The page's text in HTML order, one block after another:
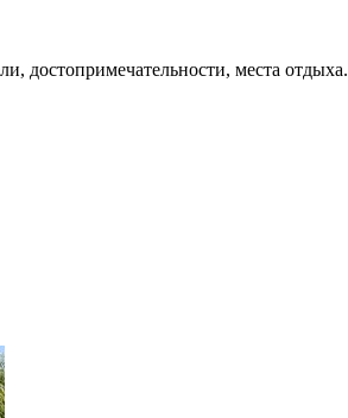
достопримечательности, места отдыха.